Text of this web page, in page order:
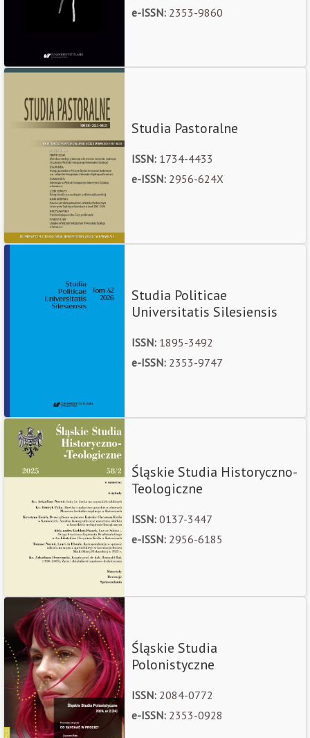
e-ISSN: 2353-9860
Studia Pastoralne
ISSN: 1734-4433
e-ISSN: 2956-624X
Studia Politicae
Universitatis Silesiensis
ISSN: 1895-3492
e-ISSN: 2353-9747
Śląskie Studia Historyczno-
Teologiczne
ISSN: 0137-3447
e-ISSN: 2956-6185
Śląskie Studia
Polonistyczne
ISSN: 2084-0772
e-ISSN: 2353-0928